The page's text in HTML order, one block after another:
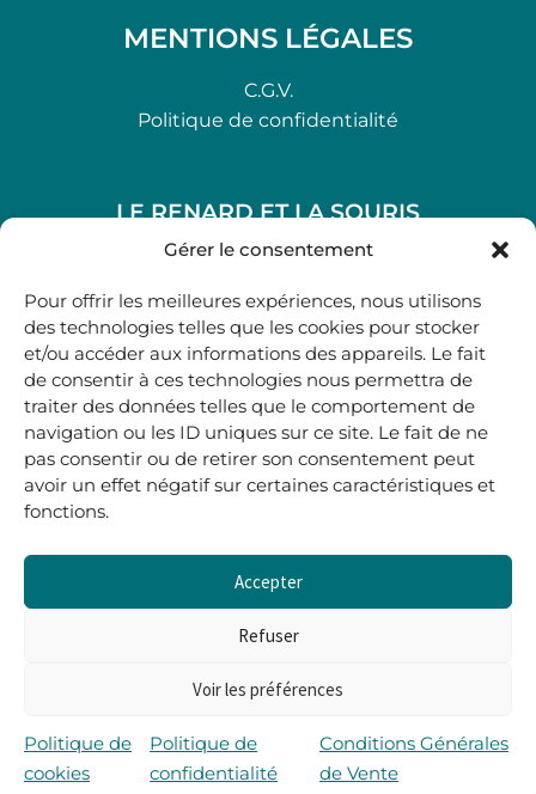
Gérer le consentement
Pour offrir les meilleures expériences, nous utilisons
des technologies telles que les cookies pour stocker
et/ou accéder aux informations des appareils. Le fait
de consentir à ces technologies nous permettra de
traiter des données telles que le comportement de
navigation ou les ID uniques sur ce site. Le fait de ne
pas consentir ou de retirer son consentement peut
avoir un effet négatif sur certaines caractéristiques et
fonctions.
Accepter
Refuser
Voir les préférences
Politique de
cookies
Politique de
confidentialité
Conditions Générales
de Vente
MENTIONS LÉGALES
C.G.V.
Politique de confidentialité
LE RENARD ET LA SOURIS
48, rue Maubec 33210 LANGON
05 40 41 37 18
.
MARDI AU SAMEDI
10H00-12H45 | 14H00 -19H00
boutique@lerenardetlasouris.com
Tous droits réservés © Le Renard et la Souris –
Rives